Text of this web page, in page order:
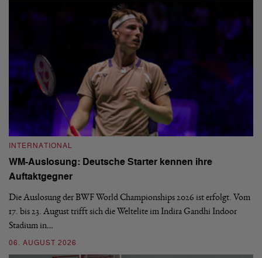
INTERNATIONAL
WM-Auslosung: Deutsche Starter kennen ihre
Auftaktgegner
Die Auslosung der BWF World Championships 2026 ist erfolgt. Vom
17. bis 23. August trifft sich die Weltelite im Indira Gandhi Indoor
Stadium in…
06. AUGUST 2026